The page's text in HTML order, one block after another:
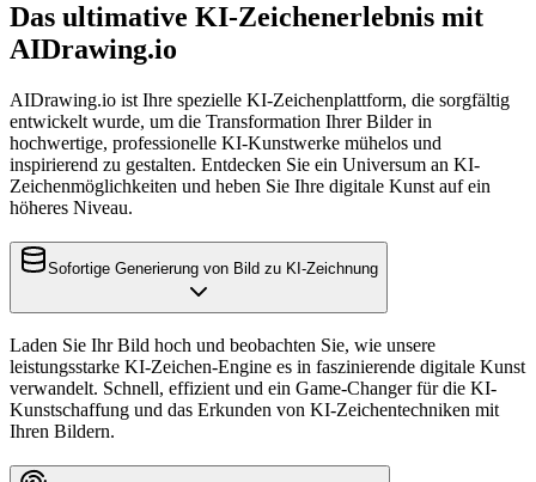
Das ultimative KI-Zeichenerlebnis mit
AIDrawing.io
AIDrawing.io ist Ihre spezielle KI-Zeichenplattform, die sorgfältig
entwickelt wurde, um die Transformation Ihrer Bilder in
hochwertige, professionelle KI-Kunstwerke mühelos und
inspirierend zu gestalten. Entdecken Sie ein Universum an KI-
Zeichenmöglichkeiten und heben Sie Ihre digitale Kunst auf ein
höheres Niveau.
Sofortige Generierung von Bild zu KI-Zeichnung
Laden Sie Ihr Bild hoch und beobachten Sie, wie unsere
leistungsstarke KI-Zeichen-Engine es in faszinierende digitale Kunst
verwandelt. Schnell, effizient und ein Game-Changer für die KI-
Kunstschaffung und das Erkunden von KI-Zeichentechniken mit
Ihren Bildern.